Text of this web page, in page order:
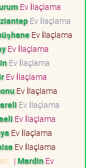
Ev İlaçlama
Ev İlaçlama
Ev İlaçlama
Ev İlaçlama
Ev İlaçlama
Ev İlaçlama
Ev İlaçlama
Ev İlaçlama
Ev İlaçlama
Ev İlaçlama
Ev İlaçlama
| MardinEv